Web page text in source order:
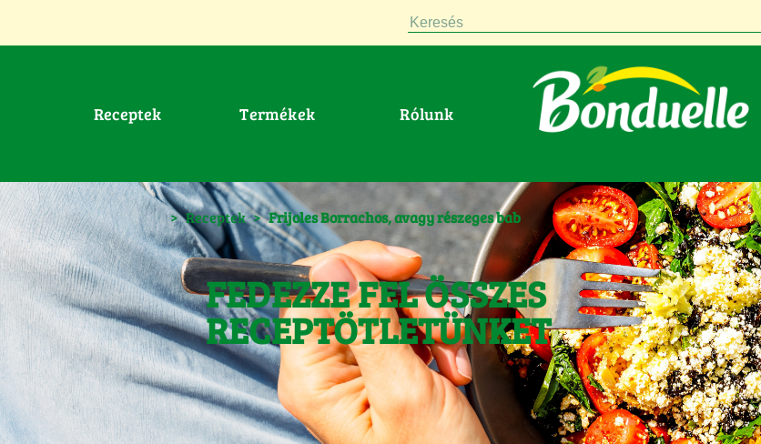
Keresés
Receptek Termékek Rólunk
> Receptek > Frijoles Borrachos, avagy részeges bab
FEDEZZE FEL ÖSSZES
RECEPTÖTLETÜNKET